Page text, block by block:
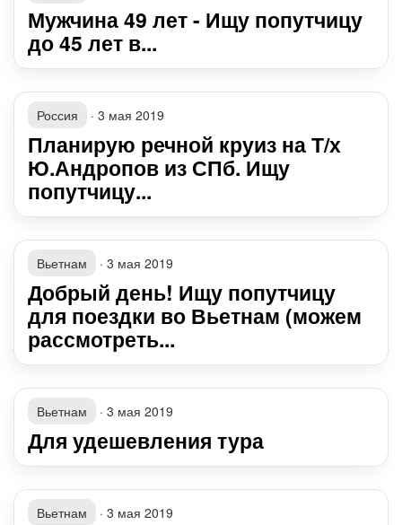
Мужчина 49 лет - Ищу попутчицу
до 45 лет в...
Россия · 3 мая 2019
Планирую речной круиз на Т/х
Ю.Андропов из СПб. Ищу
попутчицу...
Вьетнам · 3 мая 2019
Добрый день! Ищу попутчицу
для поездки во Вьетнам (можем
рассмотреть...
Вьетнам · 3 мая 2019
Для удешевления тура
Вьетнам · 3 мая 2019